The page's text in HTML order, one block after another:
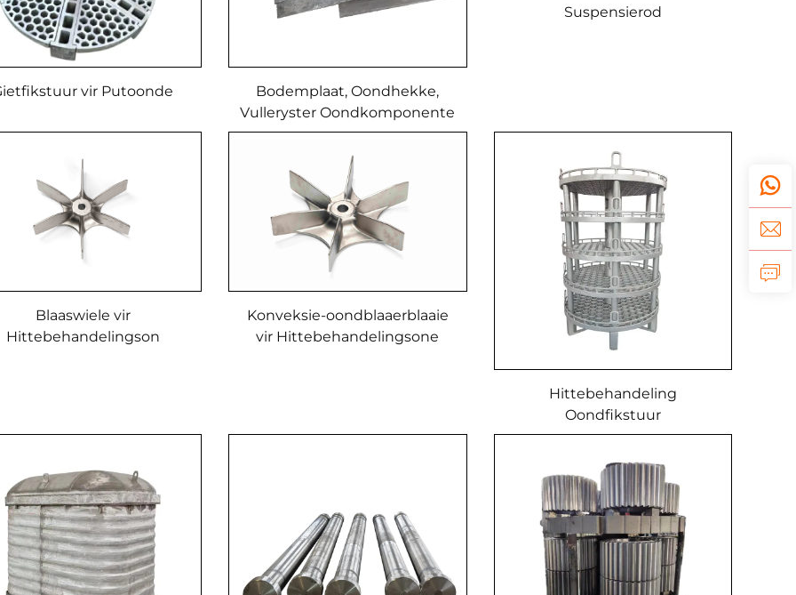
vir Putoonde
Bodemplaat, Oondhekke,
Vulleryster Oondkomponente
by Gasoonde
Suspensierod
Blaaswiele vir
Hittebehandelingson
Konveksie-oondblaaerblaaie
vir Hittebehandelingsone
Hittebehandeling
Oondfikstuur